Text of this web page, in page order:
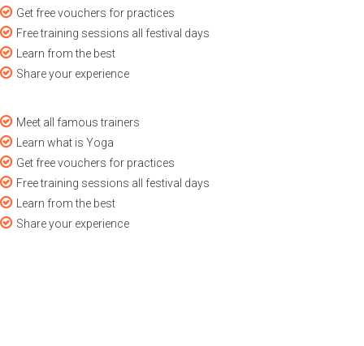
Get free vouchers for practices
Free training sessions all festival days
Learn from the best
Share your experience
Meet all famous trainers
Learn what is Yoga
Get free vouchers for practices
Free training sessions all festival days
Learn from the best
Share your experience